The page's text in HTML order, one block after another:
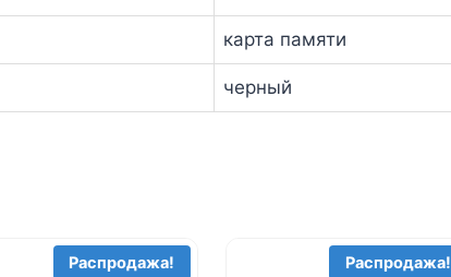
карта памяти
черный
Распродажа! Распродажа!